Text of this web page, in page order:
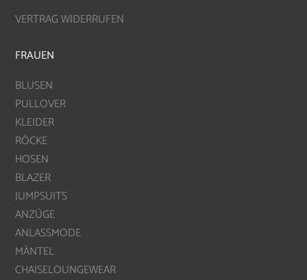
VERTRAG WIDERRUFEN
FRAUEN
BLUSEN
PULLOVER
KLEIDER
RÖCKE
HOSEN
BLAZER
JUMPSUITS
ANZÜGE
ANLASSMODE
MÄNTEL
CHAISELOUNGEWEAR